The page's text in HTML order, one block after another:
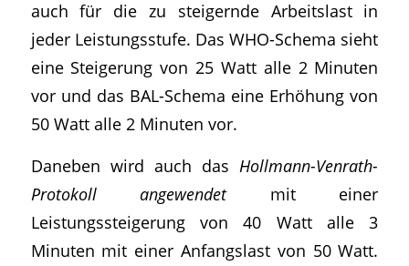
auch für die zu steigernde Arbeitslast in
jeder Leistungsstufe. Das WHO-Schema sieht
eine Steigerung von 25 Watt alle 2 Minuten
vor und das BAL-Schema eine Erhöhung von
50 Watt alle 2 Minuten vor.
Daneben wird auch dasHollmann-Venrath-
Protokoll angewendetmit einer
Leistungssteigerung von 40 Watt alle 3
Minuten mit einer Anfangslast von 50 Watt.